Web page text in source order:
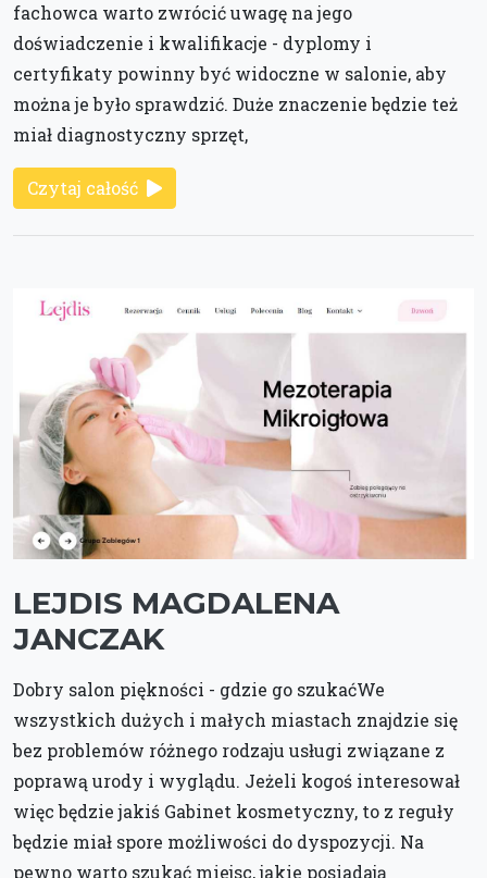
fachowca warto zwrócić uwagę na jego
doświadczenie i kwalifikacje - dyplomy i
certyfikaty powinny być widoczne w salonie, aby
można je było sprawdzić. Duże znaczenie będzie też
miał diagnostyczny sprzęt,
Czytaj całość
LEJDIS MAGDALENA
JANCZAK
Dobry salon piękności - gdzie go szukaćWe
wszystkich dużych i małych miastach znajdzie się
bez problemów różnego rodzaju usługi związane z
poprawą urody i wyglądu. Jeżeli kogoś interesował
więc będzie jakiś Gabinet kosmetyczny, to z reguły
będzie miał spore możliwości do dyspozycji. Na
pewno warto szukać miejsc, jakie posiadają